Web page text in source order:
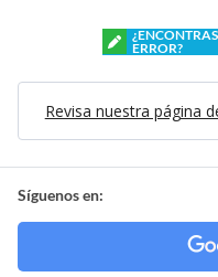
ERROR?
Revisa nuestra página
Síguenos en: